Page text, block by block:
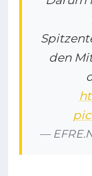
den
—